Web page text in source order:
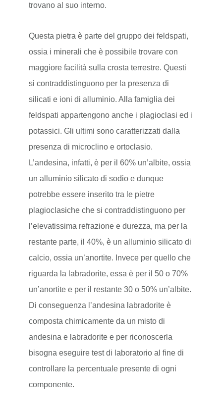
trovano al suo interno.
Questa pietra è parte del gruppo dei feldspati,
ossia i minerali che è possibile trovare con
maggiore facilità sulla crosta terrestre. Questi
si contraddistinguono per la presenza di
silicati e ioni di alluminio. Alla famiglia dei
feldspati appartengono anche i plagioclasi ed i
potassici. Gli ultimi sono caratterizzati dalla
presenza di microclino e ortoclasio.
L’andesina, infatti, è per il 60% un’albite, ossia
un alluminio silicato di sodio e dunque
potrebbe essere inserito tra le pietre
plagioclasiche che si contraddistinguono per
l’elevatissima refrazione e durezza, ma per la
restante parte, il 40%, è un alluminio silicato di
calcio, ossia un’anortite. Invece per quello che
riguarda la labradorite, essa è per il 50 o 70%
un’anortite e per il restante 30 o 50% un’albite.
Di conseguenza l’andesina labradorite è
composta chimicamente da un misto di
andesina e labradorite e per riconoscerla
bisogna eseguire test di laboratorio al fine di
controllare la percentuale presente di ogni
componente.